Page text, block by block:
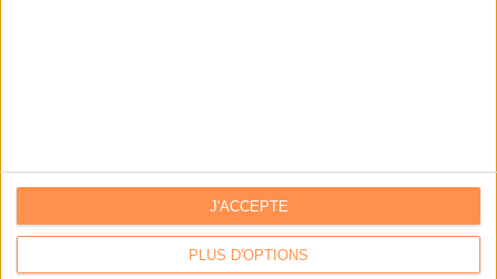
PLUS D'OPTIONS
J'ACCEPTE
Communiquer avec Archimag|Communiquer avec ACE